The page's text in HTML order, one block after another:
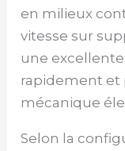
en milieux
vitesse sur
une
rapidement et
mécanique
Selon la